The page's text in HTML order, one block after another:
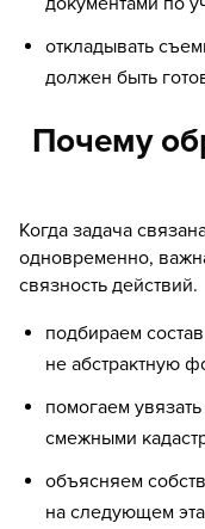
откладывать
должен быть
Почему
Когда задача
одновременно,
связность действий.
подбираем
не абстрактную
помогаем
смежными
объясняем
на следующем